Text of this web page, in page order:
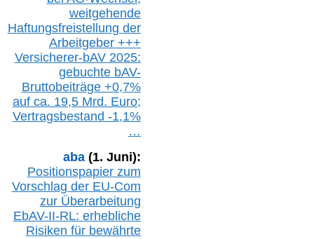
weitgehende
Haftungsfreistellung der
Arbeitgeber +++
Versicherer-bAV2025:
gebuchte bAV-
Bruttobeiträge +0,7%
auf ca. 19,5 Mrd. Euro;
Vertragsbestand -1,1%
…
aba(1. Juni):
Positionspapier zum
Vorschlag der EU-Com
zur Überarbeitung
EbAV-II-RL: erhebliche
Risiken für bewährte